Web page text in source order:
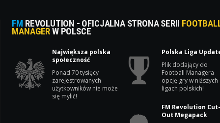
FM REVOLUTION - OFICJALNA STRONA SERII
MANAGERW POLSCE
Największa polska
społeczność
Ponad 70 tysięcy
zarejestrowanych
użytkowników nie może
się mylić!
Polska Liga
Plik dodający do
Football Managera
opcję gry w niższych
ligach polskich!
FM Revolution
Out Megapack